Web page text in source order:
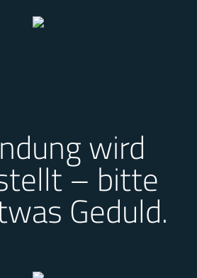
wird
– bitte
Geduld.